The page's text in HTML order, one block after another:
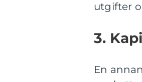
utgifter
3.
En